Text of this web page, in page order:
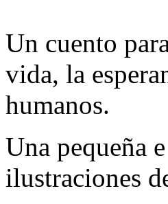
Un cuento
vida, la
humanos.
Una pequeña
ilustraciones